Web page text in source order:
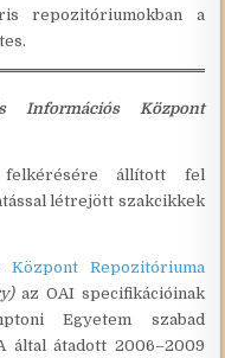
repozitóriumokban a
Központ
állított fel
létrejött szakcikkek
Repozitóriuma
az OAI specifikációinak
Egyetem szabad
által átadott 2006–2009